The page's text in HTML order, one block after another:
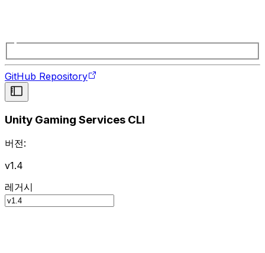
GitHub Repository
Unity Gaming Services CLI
버전:
v1.4
레거시